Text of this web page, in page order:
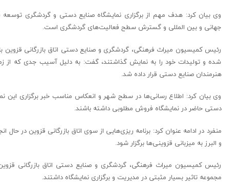
وی بیان کرد: هدف مهم از برگزاری نمایشگاه صنایع دستی و گردشگری
جهانی و بین المللی و گسترش سطح فعالیت‌های گردشگری است.
رئیس کمیسیون میراث فرهنگی، گردشگری و صنایع دستی اتاق بازرگانی قزوین
شده و تولیدات خود را به نمایش گذاشتند، گفت: به دلیل آسیب جدی که از
هنرمندان صنایع دستی قرار داده شد.
وی بیان کرد: اطلاع رسانی‌ها در سطح شهر و انعکاس مناسب خبر برگزاری
دستی حاضر در نمایشگاه فروش مطلوبی داشته باشند.
منفرد در ادامه عنوان کرد: برنامه ریزی‌هایی از سوی اتاق بازرگانی قزوین در
و البرز به میزبانی قزوینی‌ها برگزار شود.
رئیس کمیسیون میراث فرهنگی، گردشگری و صنایع دستی اتاق بازرگانی
مجموعه تاثیر بسیار مثبتی در مدیریت و برگزاری نمایشگاه داشتند.